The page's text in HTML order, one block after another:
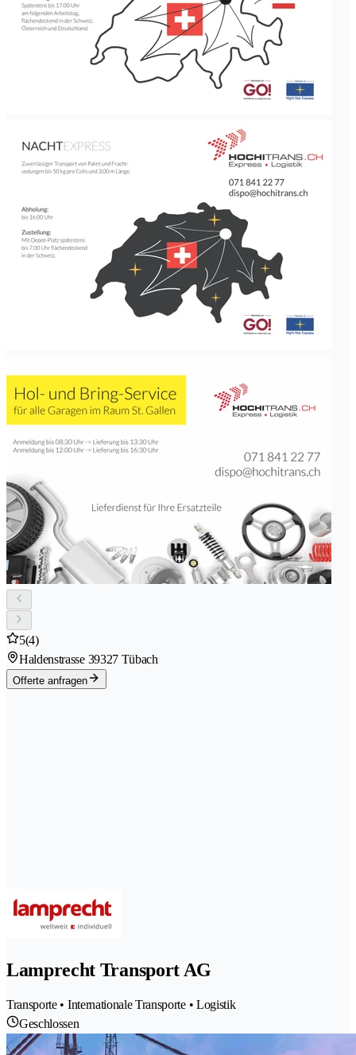
5(4)
Haldenstrasse 39327 Tübach
Offerte anfragen
Lamprecht Transport AG
Transporte • Internationale Transporte • Logistik
Geschlossen